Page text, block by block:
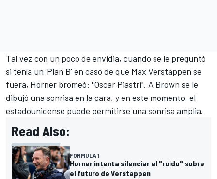
Tal vez con un poco de envidia, cuando se le preguntó
si tenía un 'Plan B' en caso de que Max Verstappen se
fuera, Horner bromeó: "Oscar Piastri". A Brown se le
dibujó una sonrisa en la cara, y en este momento, el
estadounidense puede permitirse una sonrisa amplia.
Read Also:
FORMULA 1
Horner intenta silenciar el "ruido" sobre
el futuro de Verstappen